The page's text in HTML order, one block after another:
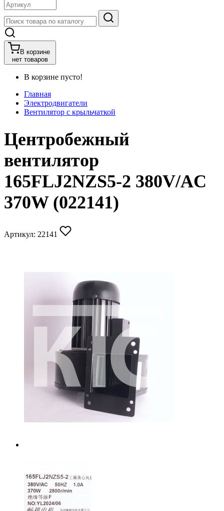
В корзине
нет товаров
В корзине пусто!
Главная
Электродвигатели
Вентилятор с крыльчаткой
Центробежный
вентилятор
165FLJ2NZS5-2 380V/AC
370W (022141)
Артикул: 22141